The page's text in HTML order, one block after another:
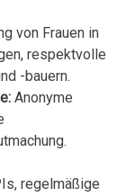
von Frauen in
respektvolle
-bauern.
Anonyme
regelmäßige